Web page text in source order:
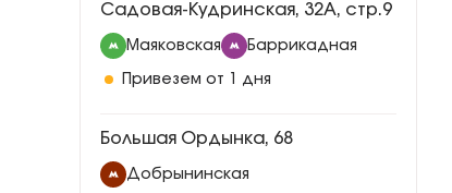
Садовая-Кудринская, 32А, стр.9
Маяковская Баррикадная
Привезем от 1 дня
Большая Ордынка, 68
Добрынинская